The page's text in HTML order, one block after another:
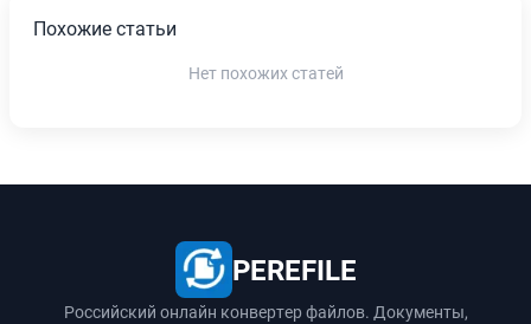
Похожие статьи
Нет похожих статей
PEREFILE
Российский онлайн конвертер файлов. Документы,